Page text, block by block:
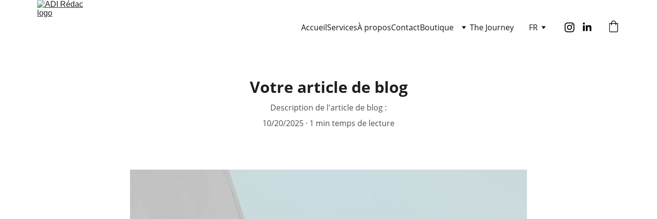
AccueilServicesÀ proposContactBoutique The Journey FR
Votre article de blog
Description de l'article de blog :
10/20/2025 1 min temps de lecture